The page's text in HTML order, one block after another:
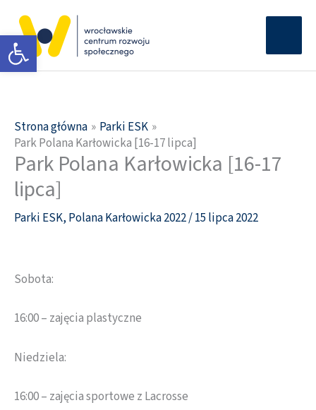
Otwórz pasek narzędzi
treści
Strona główna
Parki ESK
Park Polana Karłowicka [16-17 lipca]
Park Polana Karłowicka [16-17
lipca]
Parki ESK, Polana Karłowicka 2022/15 lipca 2022
Sobota:
16:00 – zajęcia plastyczne
Niedziela:
16:00 – zajęcia sportowe z Lacrosse